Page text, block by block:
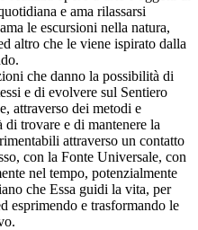
e ama rilassarsi
le escursioni nella natura,
altro che le viene ispirato dalla
che danno la possibilità di
e di evolvere sul Sentiero
attraverso dei metodi e
trovare e di mantenere la
attraverso un contatto
con la Fonte Universale, con
nel tempo, potenzialmente
che Essa guidi la vita, per
esprimendo e trasformando le